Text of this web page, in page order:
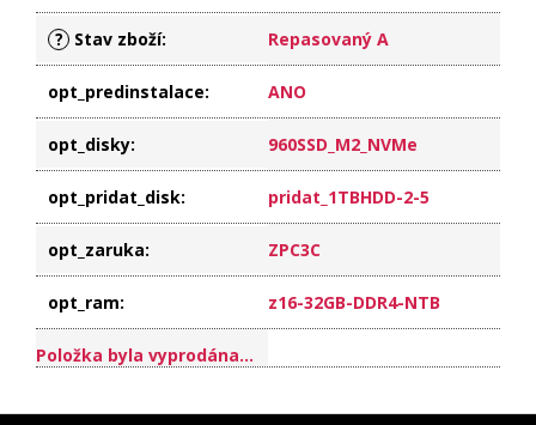
? Stav zboží: Repasovaný A
opt_predinstalace: ANO
opt_disky: 960SSD_M2_NVMe
opt_pridat_disk: pridat_1TBHDD-2-5
opt_zaruka: ZPC3C
opt_ram: z16-32GB-DDR4-NTB
Položka byla vyprodána…